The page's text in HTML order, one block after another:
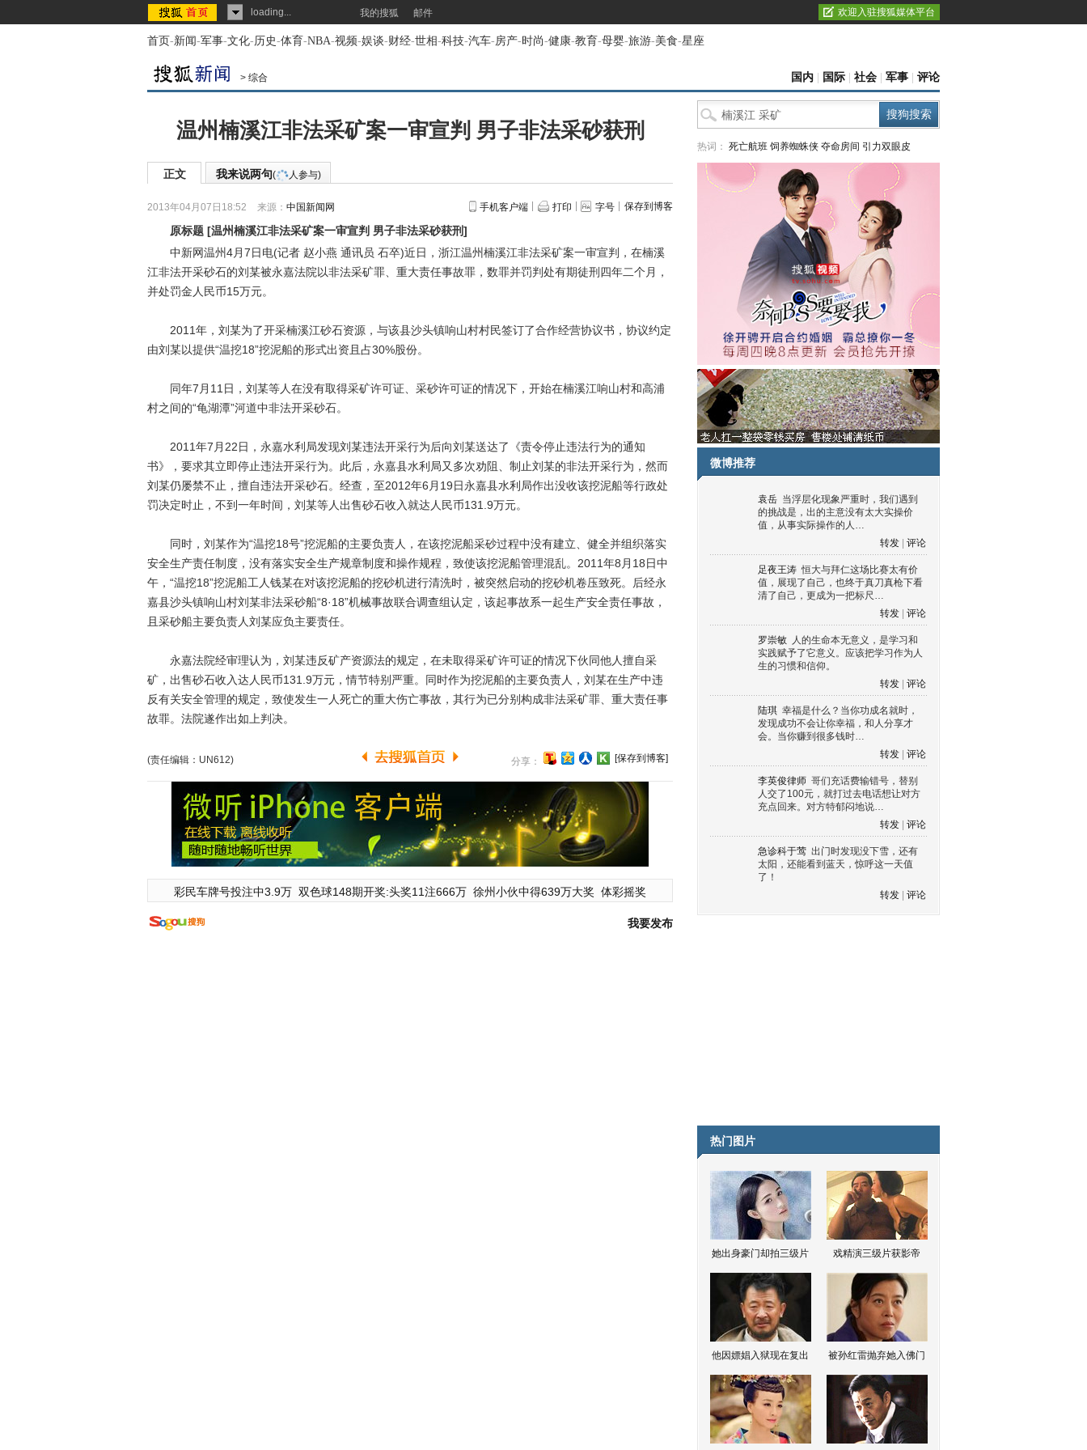
loading... 我的搜狐 邮件 欢迎入驻搜狐媒体平台
首页-新闻-军事-文化-历史-体育-NBA-视频-娱谈-财经-世相-科技-汽车-房产-时尚-健康-教育-母婴-旅游-美食-星座
> 综合 国内 国际 社会 军事 评论
温州楠溪江非法采矿案一审宣判 男子非法采砂获刑
正文 我来说两句( 人参与)
2013年04月07日18:52 来源： 中国新闻网 手机客户端 打印 字号 保存到博客
原标题 [温州楠溪江非法采矿案一审宣判 男子非法采砂获刑]
中新网温州4月7日电(记者 赵小燕 通讯员 石卒)近日，浙江温州楠溪江非法采矿案一审宣判，在楠溪
江非法开采砂石的刘某被永嘉法院以非法采矿罪、重大责任事故罪，数罪并罚判处有期徒刑四年二个月，
并处罚金人民币15万元。
2011年，刘某为了开采楠溪江砂石资源，与该县沙头镇响山村村民签订了合作经营协议书，协议约定
由刘某以提供“温挖18”挖泥船的形式出资且占30%股份。
同年7月11日，刘某等人在没有取得采矿许可证、采砂许可证的情况下，开始在楠溪江响山村和高浦
村之间的“龟湖潭”河道中非法开采砂石。
2011年7月22日，永嘉水利局发现刘某违法开采行为后向刘某送达了《责令停止违法行为的通知
书》，要求其立即停止违法开采行为。此后，永嘉县水利局又多次劝阻、制止刘某的非法开采行为，然而
刘某仍屡禁不止，擅自违法开采砂石。经查，至2012年6月19日永嘉县水利局作出没收该挖泥船等行政处
罚决定时止，不到一年时间，刘某等人出售砂石收入就达人民币131.9万元。
同时，刘某作为“温挖18号”挖泥船的主要负责人，在该挖泥船采砂过程中没有建立、健全并组织落实
安全生产责任制度，没有落实安全生产规章制度和操作规程，致使该挖泥船管理混乱。2011年8月18日中
午，“温挖18”挖泥船工人钱某在对该挖泥船的挖砂机进行清洗时，被突然启动的挖砂机卷压致死。后经永
嘉县沙头镇响山村刘某非法采砂船“8·18”机械事故联合调查组认定，该起事故系一起生产安全责任事故，
且采砂船主要负责人刘某应负主要责任。
永嘉法院经审理认为，刘某违反矿产资源法的规定，在未取得采矿许可证的情况下伙同他人擅自采
矿，出售砂石收入达人民币131.9万元，情节特别严重。同时作为挖泥船的主要负责人，刘某在生产中违
反有关安全管理的规定，致使发生一人死亡的重大伤亡事故，其行为已分别构成非法采矿罪、重大责任事
故罪。法院遂作出如上判决。
(责任编辑：UN612) 分享： [保存到博客]
彩民车牌号投注中3.9万 双色球148期开奖:头奖11注666万 徐州小伙中得639万大奖 体彩摇奖
我要发布
热词： 死亡航班 饲养蜘蛛侠 夺命房间 引力双眼皮
微博推荐
袁岳 当浮层化现象严重时，我们遇到
的挑战是，出的主意没有太大实操价
值，从事实际操作的人…
转发
评论
足夜王涛 恒大与拜仁这场比赛太有价
值，展现了自己，也终于真刀真枪下看
清了自己，更成为一把标尺…
转发
评论
罗崇敏 人的生命本无意义，是学习和
实践赋予了它意义。应该把学习作为人
生的习惯和信仰。
转发
评论
陆琪 幸福是什么？当你功成名就时，
发现成功不会让你幸福，和人分享才
会。当你赚到很多钱时…
转发
评论
李英俊律师 哥们充话费输错号，替别
人交了100元，就打过去电话想让对方
充点回来。对方特郁闷地说…
转发
评论
急诊科于莺 出门时发现没下雪，还有
太阳，还能看到蓝天，惊呼这一天值
了！
转发
评论
热门图片
她出身豪门却拍三级片 戏精演三级片获影帝
他因嫖娼入狱现在复出 被孙红雷抛弃她入佛门